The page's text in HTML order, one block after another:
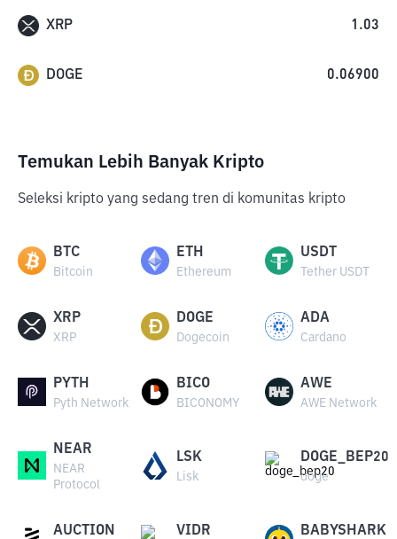
XRP 1.03
DOGE 0.06900
Temukan Lebih Banyak Kripto
Seleksi kripto yang sedang tren di komunitas kripto
BTC
Bitcoin
ETH
Ethereum
USDT
Tether USDT
XRP
XRP
DOGE
Dogecoin
ADA
Cardano
PYTH
Pyth Network
BICO
BICONOMY
AWE
AWE Network
NEAR
NEAR
Protocol
LSK
Lisk
DOGE_BEP20
doge
AUCTION VIDR BABYSHARK